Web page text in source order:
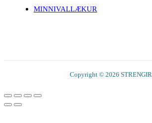
MINNIVALLÆKUR
Copyright © 2026 STRENGIR